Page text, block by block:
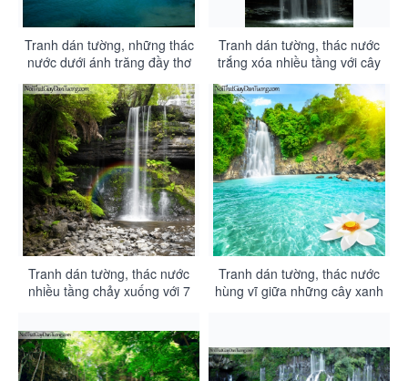
Tranh dán tường, những thác
nước dưới ánh trăng đầy thơ
mộng DA3054
Tranh dán tường, thác nước
trắng xóa nhiều tầng với cây
xanh xung quanh DA3053
Tranh dán tường, thác nước
nhiều tầng chảy xuống với 7
Tranh dán tường, thác nước
hùng vĩ giữa những cây xanh